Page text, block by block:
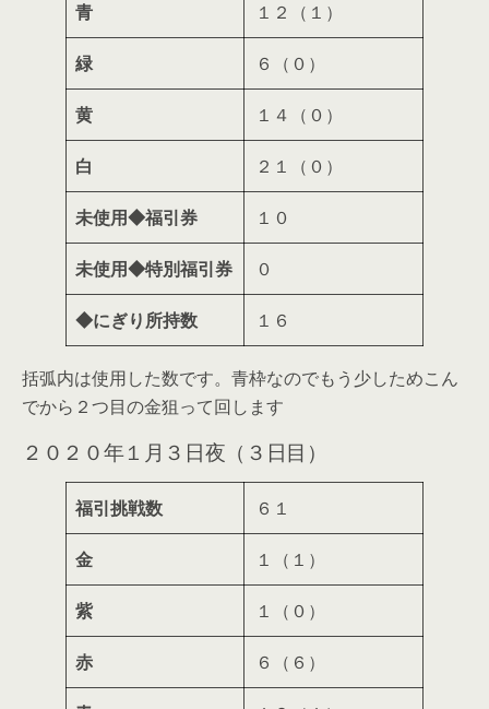
青 １２（１）
緑 ６（０）
黄 １４（０）
白 ２１（０）
未使用◆福引券 １０
未使用◆特別福引券 ０
◆にぎり所持数 １６
括弧内は使用した数です。青枠なのでもう少しためこん
でから２つ目の金狙って回します
２０２０年１月３日夜（３日目）
福引挑戦数 ６１
金 １（１）
紫 １（０）
赤 ６（６）